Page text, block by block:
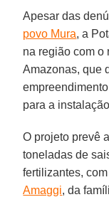
Apesar das
povo Mura, a
na região com o
Amazonas, que
para a
O projeto prevê
toneladas de
fertilizantes,
Amaggi, da